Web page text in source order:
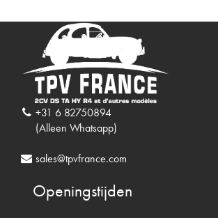
+31 6 82750894
(Alleen Whatsapp)
sales@tpvfrance.com
Openingstijden